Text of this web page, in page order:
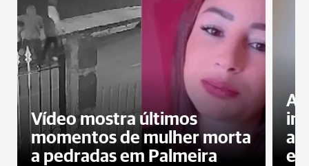
Vídeo mostra últimos
momentos de mulher morta
a pedradas em Palmeira